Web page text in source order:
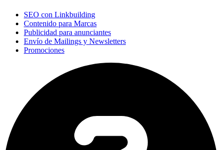
SEO con Linkbuilding
Contenido para Marcas
Publicidad para anunciantes
Envío de Mailings y Newsletters
Promociones